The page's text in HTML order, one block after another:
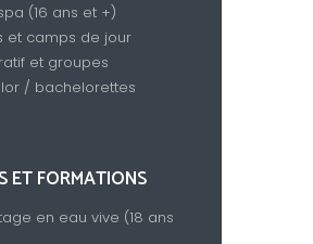
(16 ans et +)
et camps de jour
et groupes
/ bachelorettes
ET FORMATIONS
en eau vive (18 ans